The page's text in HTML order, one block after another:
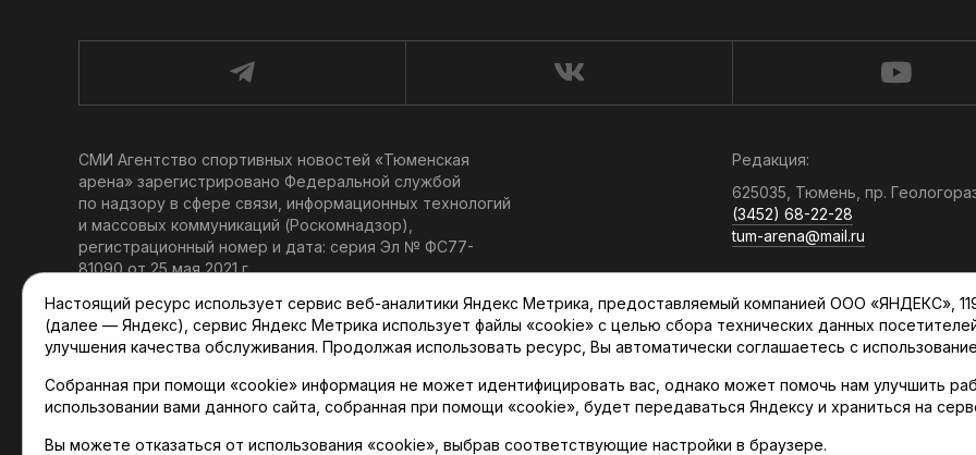
СМИ Агентство спортивных новостей «Тюменская
арена» зарегистрировано Федеральной службой
по надзору в сфере связи, информационных технологий
и массовых коммуникаций (Роскомнадзор),
регистрационный номер и дата: серия Эл № ФС77-
81090 от 25 мая 2021 г.
Главный редактор: Мартынов В. В.
При использовании материалов ссылка обязательна.
Политика конфиденциальности
Редакция:
625035, Тюмень, пр.
(3452) 68-22-28
tum-arena@mail.ru
Отдел продаж:
(3452) 68-89-78
kotovaev@sibinformburo.ru
Настоящий ресурс использует сервис веб-аналитики Яндекс Метрика, предоставляемый компанией ООО «ЯНДЕКС»,
(далее — Яндекс), сервис Яндекс Метрика использует файлы «cookie» с целью сбора технических данных
улучшения качества обслуживания. Продолжая использовать ресурс, Вы автоматически соглашаетесь с
Собранная при помощи «cookie» информация не может идентифицировать вас, однако может помочь нам улучшить
использовании вами данного сайта, собранная при помощи «cookie», будет передаваться Яндексу и храниться на
Вы можете отказаться от использования «cookie», выбрав соответствующие настройки в браузере.